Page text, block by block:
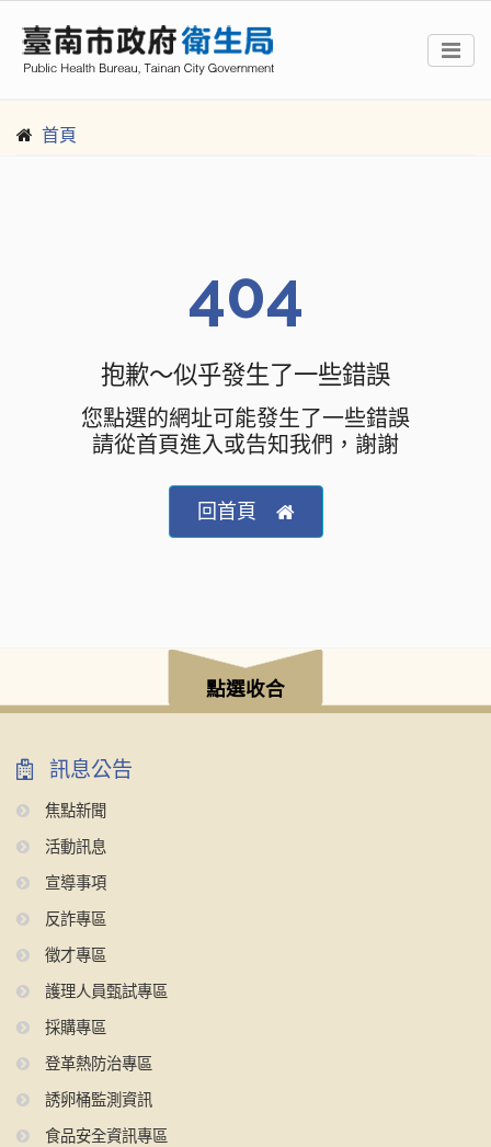
首頁
404
抱歉～似乎發生了一些錯誤
您點選的網址可能發生了一些錯誤
請從首頁進入或告知我們，謝謝
回首頁
點選收合
訊息公告
焦點新聞
活動訊息
宣導事項
反詐專區
徵才專區
護理人員甄試專區
採購專區
登革熱防治專區
誘卵桶監測資訊
食品安全資訊專區